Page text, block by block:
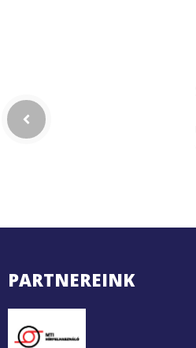
PARTNEREINK